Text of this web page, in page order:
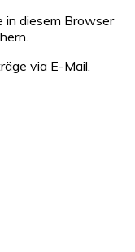
in diesem Browser
via E-Mail.